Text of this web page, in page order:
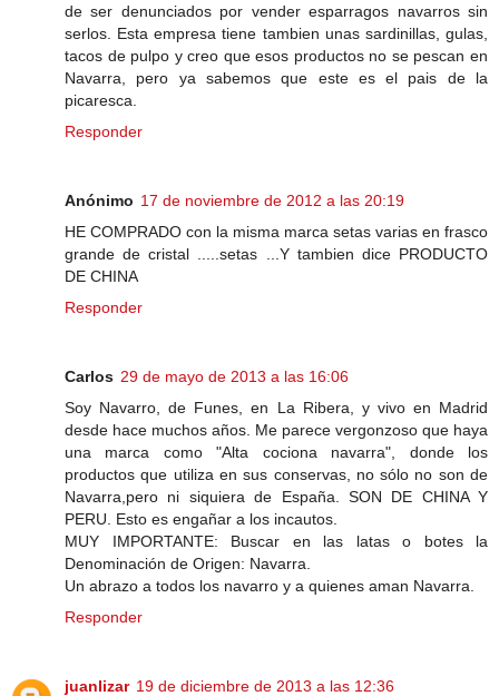
de ser denunciados por vender esparragos navarros sin
serlos. Esta empresa tiene tambien unas sardinillas, gulas,
tacos de pulpo y creo que esos productos no se pescan en
Navarra, pero ya sabemos que este es el pais de la
picaresca.
Responder
Anónimo 17 de noviembre de 2012 a las 20:19
HE COMPRADO con la misma marca setas varias en frasco
grande de cristal .....setas ...Y tambien dice PRODUCTO
DE CHINA
Responder
Carlos 29 de mayo de 2013 a las 16:06
Soy Navarro, de Funes, en La Ribera, y vivo en Madrid
desde hace muchos años. Me parece vergonzoso que haya
una marca como "Alta cociona navarra", donde los
productos que utiliza en sus conservas, no sólo no son de
Navarra,pero ni siquiera de España. SON DE CHINA Y
PERU. Esto es engañar a los incautos.
MUY IMPORTANTE: Buscar en las latas o botes la
Denominación de Origen: Navarra.
Un abrazo a todos los navarro y a quienes aman Navarra.
Responder
juanlizar 19 de diciembre de 2013 a las 12:36